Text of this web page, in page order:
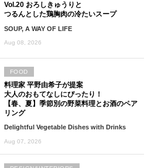
Vol.20 おろしきゅうりと
つるんとした鶏胸肉の冷たいスープ
SOUP, A WAY OF LIFE
Aug 08, 2026
料理家 平野由希子が提案
大人のおもてなしにぴったり！
【春、夏】季節別の野菜料理とお酒のペア
リング
Delightful Vegetable Dishes with Drinks
Aug 07, 2026
FOOD